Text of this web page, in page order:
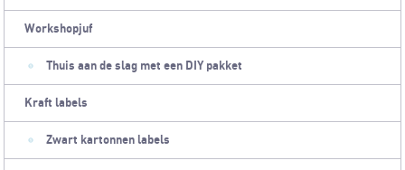
Workshopjuf
Thuis aan de slag met een DIY pakket
Kraft labels
Zwart kartonnen labels